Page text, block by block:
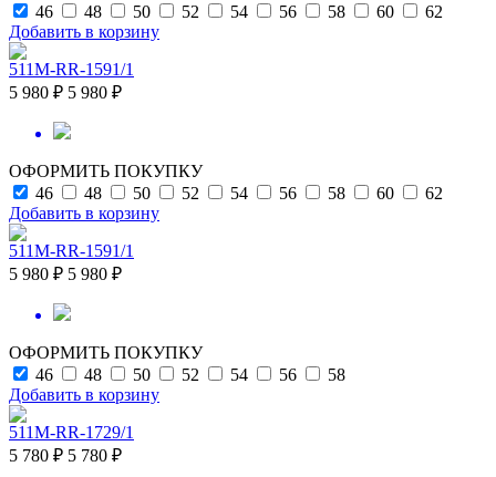
46
48 50 52 54 56 58 60
62
Добавить в корзину
511M-RR-1591/1
5 980 ₽ 5 980 ₽
ОФОРМИТЬ ПОКУПКУ
46
48 50 52 54 56 58 60
62
Добавить в корзину
511M-RR-1591/1
5 980 ₽ 5 980 ₽
ОФОРМИТЬ ПОКУПКУ
46
48 50 52 54 56
58
Добавить в корзину
511M-RR-1729/1
5 780 ₽ 5 780 ₽